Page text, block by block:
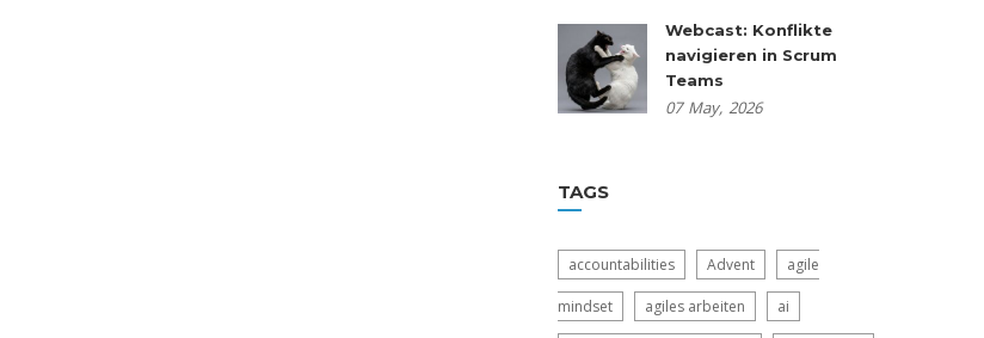
Webcast: Konflikte
navigieren in Scrum
Teams
07 May, 2026
TAGS
accountabilities Advent agile
mindset agiles arbeiten ai